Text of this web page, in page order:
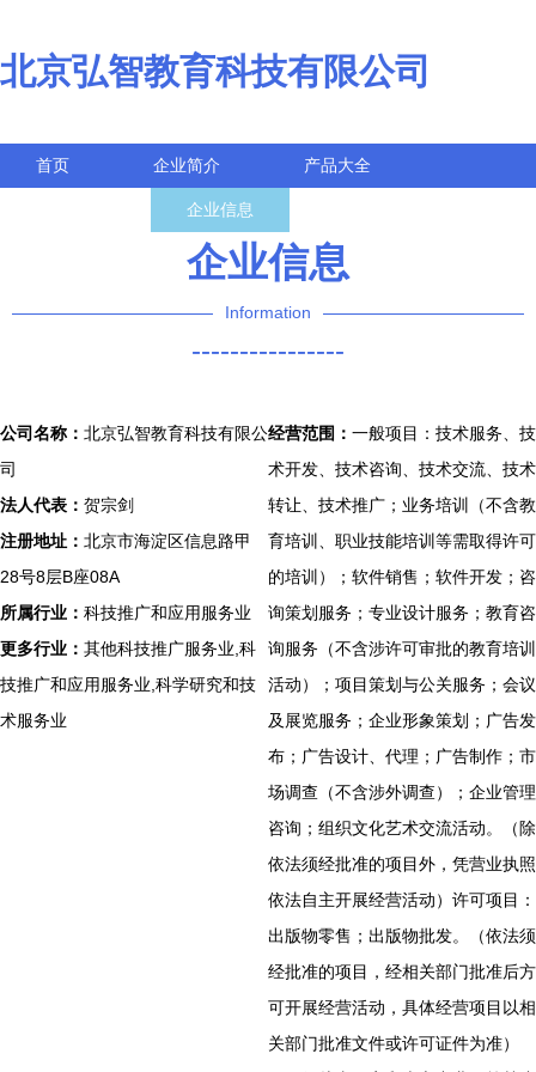
北京弘智教育科技有限公司
首页 企业简介 产品大全
企业信息
企业信息
Information
----------------
公司名称： 北京弘智教育科技有限公
司
法人代表： 贺宗剑
注册地址： 北京市海淀区信息路甲
28号8层B座08A
所属行业： 科技推广和应用服务业
更多行业： 其他科技推广服务业,科
技推广和应用服务业,科学研究和技
术服务业
经营范围： 一般项目：技术服务、技
术开发、技术咨询、技术交流、技术
转让、技术推广；业务培训（不含教
育培训、职业技能培训等需取得许可
的培训）；软件销售；软件开发；咨
询策划服务；专业设计服务；教育咨
询服务（不含涉许可审批的教育培训
活动）；项目策划与公关服务；会议
及展览服务；企业形象策划；广告发
布；广告设计、代理；广告制作；市
场调查（不含涉外调查）；企业管理
咨询；组织文化艺术交流活动。（除
依法须经批准的项目外，凭营业执照
依法自主开展经营活动）许可项目：
出版物零售；出版物批发。（依法须
经批准的项目，经相关部门批准后方
可开展经营活动，具体经营项目以相
关部门批准文件或许可证件为准）